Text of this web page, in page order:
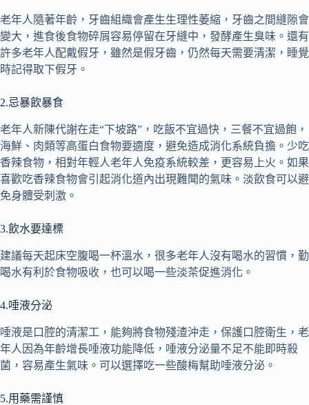
老年人隨著年齡，牙齒組織會產生生理性萎縮，牙齒之間縫隙會
變大，進食後食物碎屑容易停留在牙縫中，發酵產生臭味。還有
許多老年人配戴假牙，雖然是假牙齒，仍然每天需要清潔，睡覺
時記得取下假牙。
2.忌暴飲暴食
老年人新陳代謝在走“下坡路”，吃飯不宜過快，三餐不宜過飽，
海鮮、肉類等高蛋白食物要適度，避免造成消化系統負擔。少吃
香辣食物，相對年輕人老年人免疫系統較差，更容易上火。如果
喜歡吃香辣食物會引起消化道內出現難聞的氣味。淡飲食可以避
免身體受刺激。
3.飲水要達標
建議每天起床空腹喝一杯溫水，很多老年人沒有喝水的習慣，勤
喝水有利於食物吸收，也可以喝一些淡茶促進消化。
4.唾液分泌
唾液是口腔的清潔工，能夠將食物殘渣沖走，保護口腔衛生，老
年人因為年齡增長唾液功能降低，唾液分泌量不足不能即時殺
菌，容易產生氣味。可以選擇吃一些酸梅幫助唾液分泌。
5.用藥需謹慎